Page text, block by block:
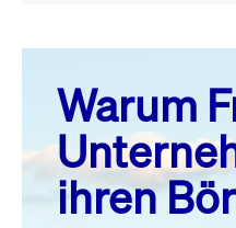
August 26
MO. DI. MI.
3
4 5
Warum
ihren